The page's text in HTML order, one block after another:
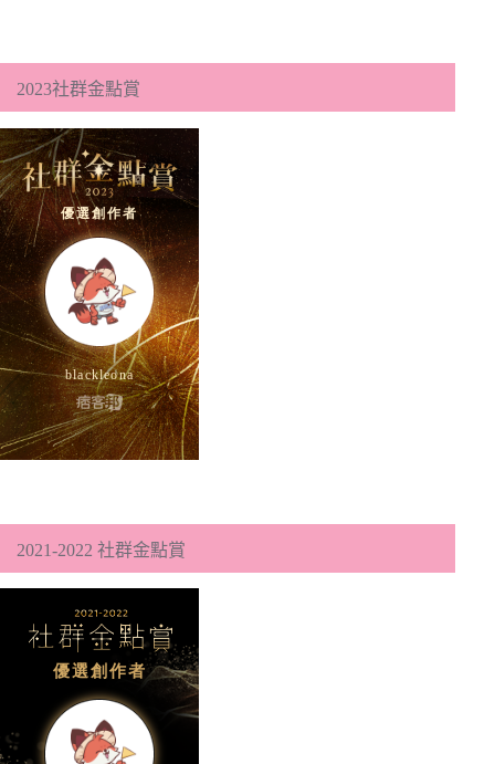
2023社群金點賞
2021-2022 社群金點賞